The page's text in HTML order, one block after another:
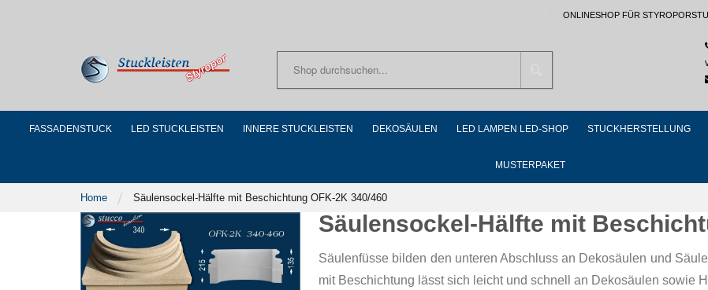
ONLINESHOP FÜR
FASSADENSTUCK LED STUCKLEISTEN INNERE STUCKLEISTEN DEKOSÄULEN LED LAMPEN LED-SHOP STUCKHERSTELLUNG
MUSTERPAKET
Home Säulensockel-Hälfte mit Beschichtung OFK-2K 340/460
Säulensockel-Hälfte mit
Säulenfüsse bilden den unteren Abschluss an Dekosäulen und
mit Beschichtung lässt sich leicht und schnell an Dekosäulen sowie